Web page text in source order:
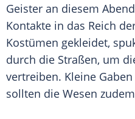
Geister an diesem
Kontakte in das Reich
Kostümen gekleidet,
durch die Straßen, um
vertreiben. Kleine
sollten die Wesen